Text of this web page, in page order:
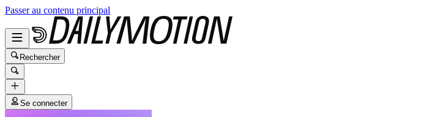
Passer au contenu principal
Rechercher
Se connecter